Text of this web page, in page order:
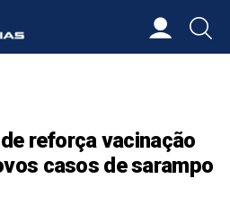
reforça vacinação
casos de sarampo